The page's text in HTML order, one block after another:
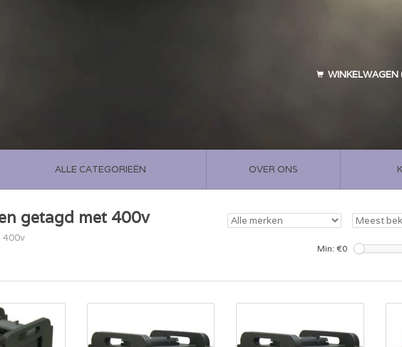
ALLE CATEGORIEËN OVER ONS
getagd met 400v
400v
Min: €0